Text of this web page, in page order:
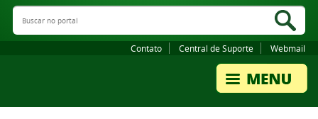
Buscar no portal
Contato Central de Suporte Webmail